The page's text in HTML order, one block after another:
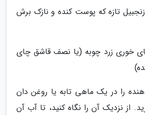
اینچی زنجبیل تازه که پوست کنده و نازک برش
خوری زرد چوبه (یا نصف قاشق چای
را در یک ماهی تابه یا روغن دان
از نزدیک آن را نگاه کنید، تا آب آن